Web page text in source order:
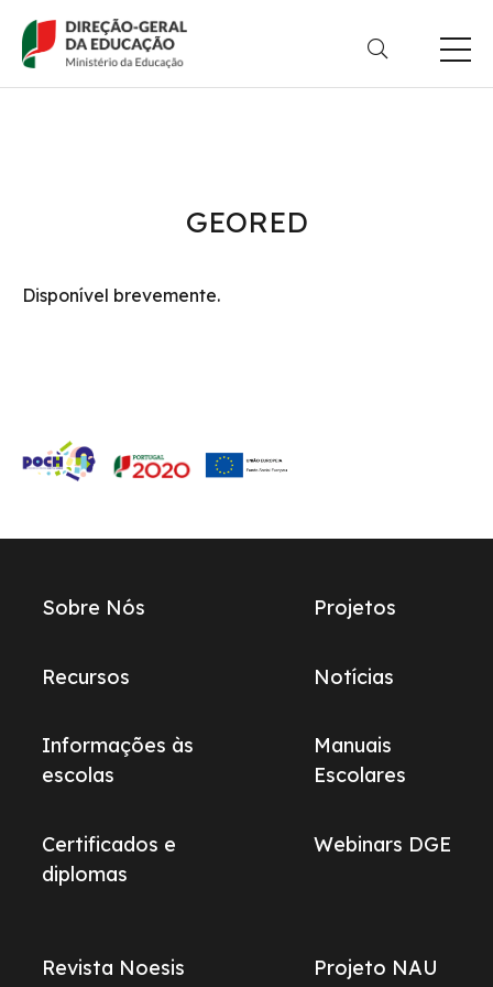
GEORED
Disponível brevemente.
Links
do
Sobre Nós Projetos
Recursos Notícias
Informações às
escolas
Manuais
Escolares
Certificados e
diplomas
Webinars DGE
Revista Noesis Projeto NAU